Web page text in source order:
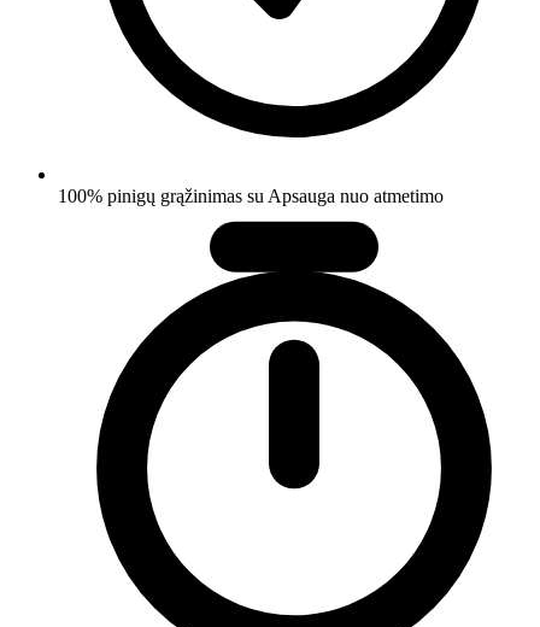
100% pinigų grąžinimas su Apsauga nuo atmetimo